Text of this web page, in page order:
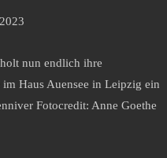
nun endlich ihre
Haus Auensee in Leipzig ein
Fotocredit: Anne Goethe